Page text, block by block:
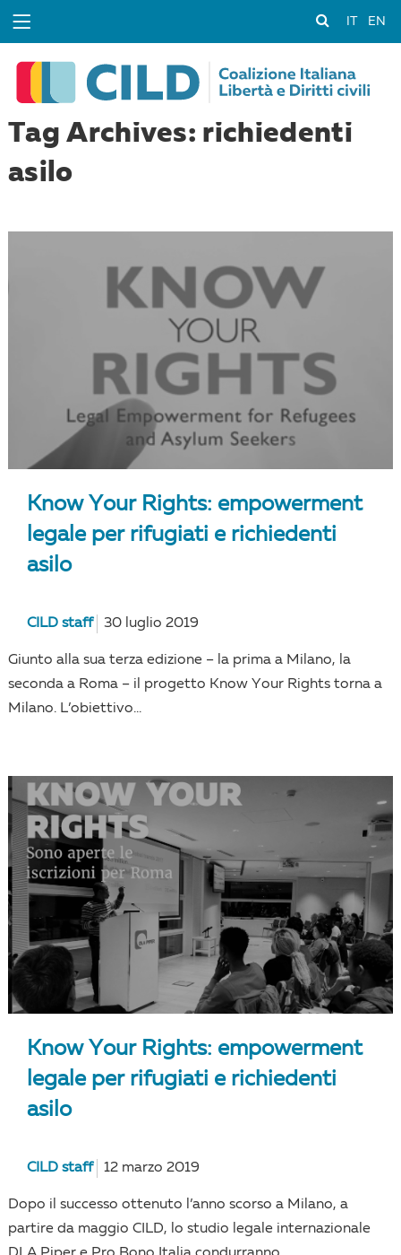
EN
Tag Archives: richiedenti
asilo
Know Your Rights: empowerment
legale per rifugiati e richiedenti
asilo
CILD staff 30 luglio 2019
Giunto alla sua terza edizione – la prima a Milano, la
seconda a Roma – il progetto Know Your Rights torna a
Milano. L’obiettivo...
Know Your Rights: empowerment
legale per rifugiati e richiedenti
asilo
CILD staff 12 marzo 2019
Dopo il successo ottenuto l’anno scorso a Milano, a
partire da maggio CILD, lo studio legale internazionale